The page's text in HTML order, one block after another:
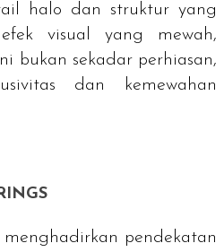
halo dan struktur yang
visual yang mewah,
bukan sekadar perhiasan,
dan kemewahan
menghadirkan pendekatan